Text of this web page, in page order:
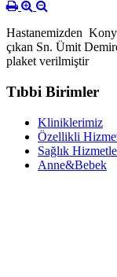
Hastanemizden
çıkan Sn. Ümit
plaket verilmiştir
Tıbbi Birimler
Kliniklerimiz
Özellikli
Sağlık
Anne&Bebek